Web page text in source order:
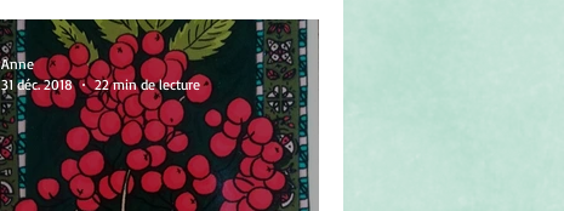
Anne
31 déc. 2018
22 min de lecture